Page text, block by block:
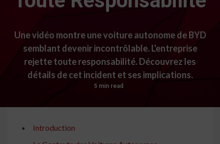
Une vidéo montre une voiture autonome de BYD
semblant devenir incontrôlable. L'entreprise
rejette toute responsabilité. Découvrez les
détails de cet incident et ses implications.
5 min read
Introduction